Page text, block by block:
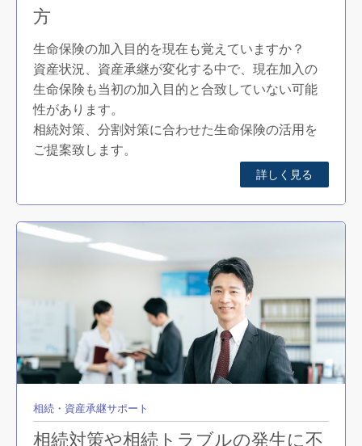
方
生命保険の加入目的を現在も覚えていますか？
資産状況、資産承継が変化する中で、現在加入の
生命保険も当初の加入目的と合致していない可能
性があります。
相続対策、分割対策に合わせた生命保険の活用を
ご提案致します。
詳しく見る
相続・資産承継サポート
相続対策や相続トラブルの発生に不